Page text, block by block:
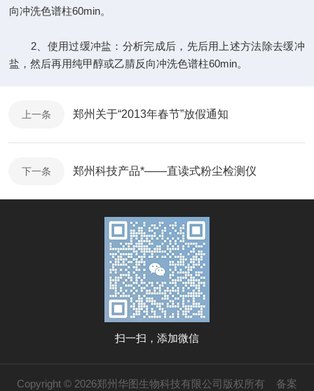
向冲洗色谱柱60min。
2、使用过缓冲盐：分析完成后，先后用上述方法除去缓冲
盐，然后再用纯甲醇或乙腈反向冲洗色谱柱60min。
上一条 郑州关于“2013年春节”放假通知
下一条 郑州科技产品*——直读式粉尘检测仪
扫一扫，添加微信
Copyright © 2026郑州华图生物科技有限公司版权所有 备案